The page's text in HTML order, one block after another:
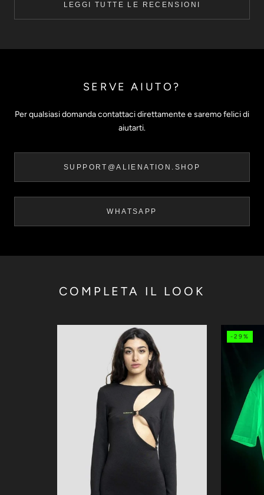
LEGGI TUTTE LE RECENSIONI
SERVE AIUTO?
Per qualsiasi domanda contattaci direttamente e saremo felici di
aiutarti.
SUPPORT@ALIENATION.SHOP
WHATSAPP
COMPLETA IL LOOK
-29%